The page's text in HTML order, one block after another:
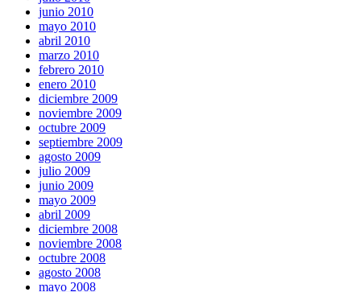
junio 2010
mayo 2010
abril 2010
marzo 2010
febrero 2010
enero 2010
diciembre 2009
noviembre 2009
octubre 2009
septiembre 2009
agosto 2009
julio 2009
junio 2009
mayo 2009
abril 2009
diciembre 2008
noviembre 2008
octubre 2008
agosto 2008
mayo 2008